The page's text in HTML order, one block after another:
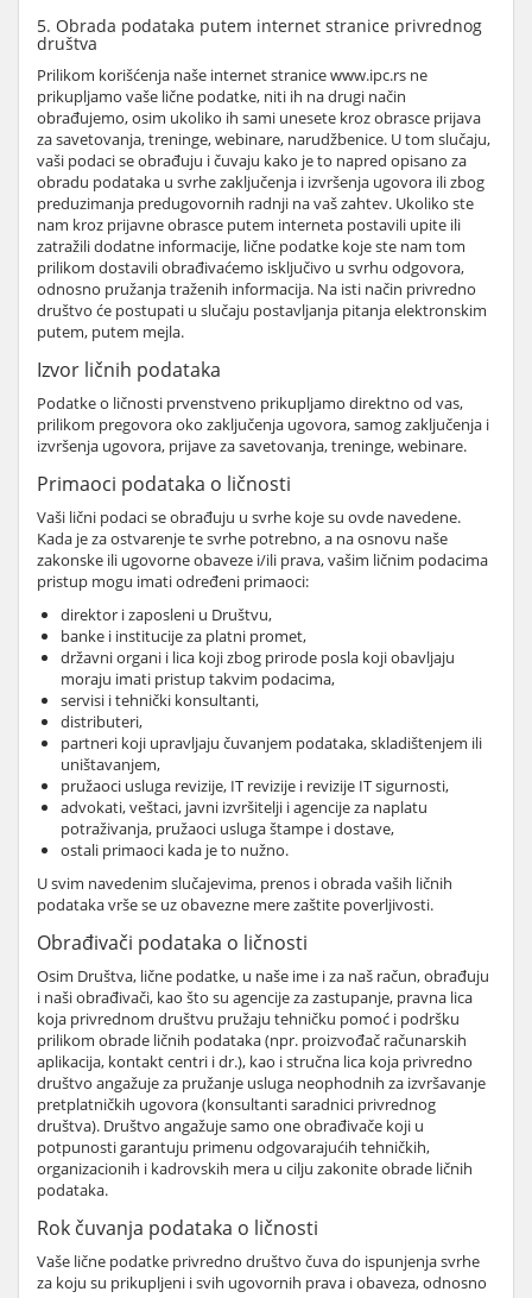
5. Obrada podataka putem internet stranice privrednog
društva
Prilikom korišćenja naše internet stranice www.ipc.rs ne
prikupljamo vaše lične podatke, niti ih na drugi način
obrađujemo, osim ukoliko ih sami unesete kroz obrasce prijava
za savetovanja, treninge, webinare, narudžbenice. U tom slučaju,
vaši podaci se obrađuju i čuvaju kako je to napred opisano za
obradu podataka u svrhe zaključenja i izvršenja ugovora ili zbog
preduzimanja predugovornih radnji na vaš zahtev. Ukoliko ste
nam kroz prijavne obrasce putem interneta postavili upite ili
zatražili dodatne informacije, lične podatke koje ste nam tom
prilikom dostavili obrađivaćemo isključivo u svrhu odgovora,
odnosno pružanja traženih informacija. Na isti način privredno
društvo će postupati u slučaju postavljanja pitanja elektronskim
putem, putem mejla.
Izvor ličnih podataka
Podatke o ličnosti prvenstveno prikupljamo direktno od vas,
prilikom pregovora oko zaključenja ugovora, samog zaključenja i
izvršenja ugovora, prijave za savetovanja, treninge, webinare.
Primaoci podataka o ličnosti
Vaši lični podaci se obrađuju u svrhe koje su ovde navedene.
Kada je za ostvarenje te svrhe potrebno, a na osnovu naše
zakonske ili ugovorne obaveze i/ili prava, vašim ličnim podacima
pristup mogu imati određeni primaoci:
direktor i zaposleni u Društvu,
banke i institucije za platni promet,
državni organi i lica koji zbog prirode posla koji obavljaju
moraju imati pristup takvim podacima,
servisi i tehnički konsultanti,
distributeri,
partneri koji upravljaju čuvanjem podataka, skladištenjem ili
uništavanjem,
pružaoci usluga revizije, IT revizije i revizije IT sigurnosti,
advokati, veštaci, javni izvršitelji i agencije za naplatu
potraživanja, pružaoci usluga štampe i dostave,
ostali primaoci kada je to nužno.
U svim navedenim slučajevima, prenos i obrada vaših ličnih
podataka vrše se uz obavezne mere zaštite poverljivosti.
Obrađivači podataka o ličnosti
Osim Društva, lične podatke, u naše ime i za naš račun, obrađuju
i naši obrađivači, kao što su agencije za zastupanje, pravna lica
koja privrednom društvu pružaju tehničku pomoć i podršku
prilikom obrade ličnih podataka (npr. proizvođač računarskih
aplikacija, kontakt centri i dr.), kao i stručna lica koja privredno
društvo angažuje za pružanje usluga neophodnih za izvršavanje
pretplatničkih ugovora (konsultanti saradnici privrednog
društva). Društvo angažuje samo one obrađivače koji u
potpunosti garantuju primenu odgovarajućih tehničkih,
organizacionih i kadrovskih mera u cilju zakonite obrade ličnih
podataka.
Rok čuvanja podataka o ličnosti
Vaše lične podatke privredno društvo čuva do ispunjenja svrhe
za koju su prikupljeni i svih ugovornih prava i obaveza, odnosno